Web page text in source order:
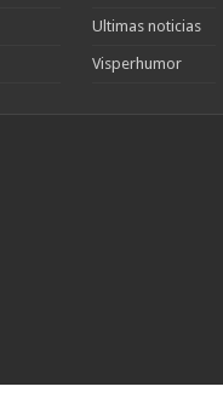
Ultimas noticias
Visperhumor